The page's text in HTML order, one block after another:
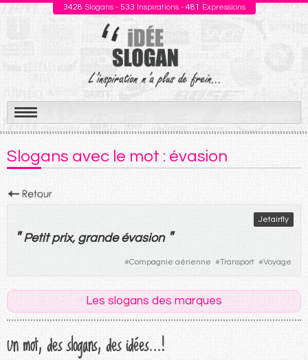
3428 Slogans - 533 Inspirations - 481 Expressions
Aller
au
contenu
Slogans avec le mot : évasion
Jetairfly
" Petit prix, grande évasion "
#Compagnie aérienne #Transport #Voyage
Les slogans des marques
Un mot, des slogans, des idées...!